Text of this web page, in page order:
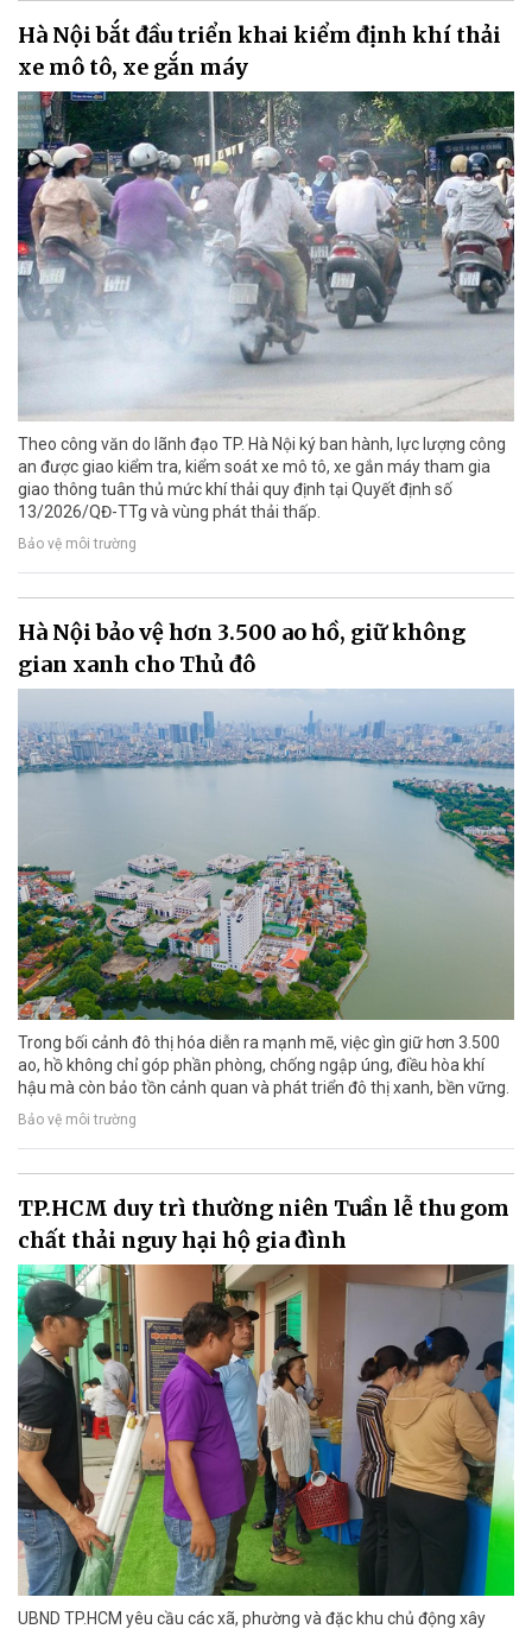
Hà Nội bắt đầu triển khai kiểm định khí thải
xe mô tô, xe gắn máy
Theo công văn do lãnh đạo TP. Hà Nội ký ban hành, lực lượng công
an được giao kiểm tra, kiểm soát xe mô tô, xe gắn máy tham gia
giao thông tuân thủ mức khí thải quy định tại Quyết định số
13/2026/QĐ-TTg và vùng phát thải thấp.
Bảo vệ môi trường
Hà Nội bảo vệ hơn 3.500 ao hồ, giữ không
gian xanh cho Thủ đô
Trong bối cảnh đô thị hóa diễn ra mạnh mẽ, việc gìn giữ hơn 3.500
ao, hồ không chỉ góp phần phòng, chống ngập úng, điều hòa khí
hậu mà còn bảo tồn cảnh quan và phát triển đô thị xanh, bền vững.
Bảo vệ môi trường
TP.HCM duy trì thường niên Tuần lễ thu gom
chất thải nguy hại hộ gia đình
UBND TP.HCM yêu cầu các xã, phường và đặc khu chủ động xây